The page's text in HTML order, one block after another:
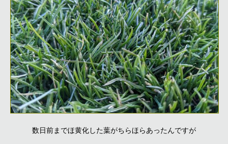
数日前までほ黄化した葉がちらほらあったんですが